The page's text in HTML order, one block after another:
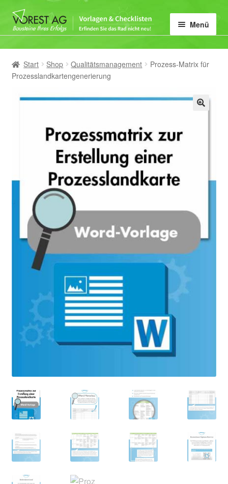
Zur
Navigation
Zum
Inhalt
Menü
Home
Vorlagen-Kategorie
Mein Konto
Start Shop Qualitätsmanagement
Prozess-Matrix für
Prozesslandkartengenerierung